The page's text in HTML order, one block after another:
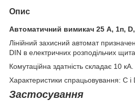
Опис
Автоматичний вимикач 25 А, 1п,
Лінійний захисний автомат
DIN в електричних розподільчих
Комутаційна здатність складає 10 кА.
Характеристики спрацьовування: C і
Застосування